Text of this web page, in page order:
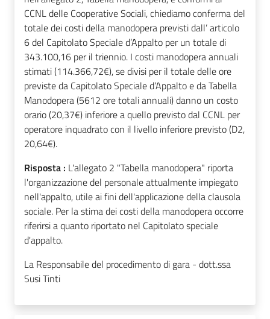
CCNL delle Cooperative Sociali, chiediamo conferma del
totale dei costi della manodopera previsti dall’ articolo
6 del Capitolato Speciale d’Appalto per un totale di
343.100,16 per il triennio. I costi manodopera annuali
stimati (114.366,72€), se divisi per il totale delle ore
previste da Capitolato Speciale d’Appalto e da Tabella
Manodopera (5612 ore totali annuali) danno un costo
orario (20,37€) inferiore a quello previsto dal CCNL per
operatore inquadrato con il livello inferiore previsto (D2,
20,64€).
Risposta : L'allegato 2 "Tabella manodopera" riporta
l'organizzazione del personale attualmente impiegato
nell'appalto, utile ai fini dell'applicazione della clausola
sociale. Per la stima dei costi della manodopera occorre
riferirsi a quanto riportato nel Capitolato speciale
d'appalto.
La Responsabile del procedimento di gara - dott.ssa
Susi Tinti